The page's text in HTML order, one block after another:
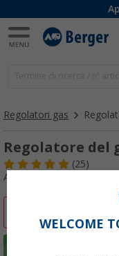
Regolatori gas
Regolatore del
(25)
Articolo n: 112730
WELCOME